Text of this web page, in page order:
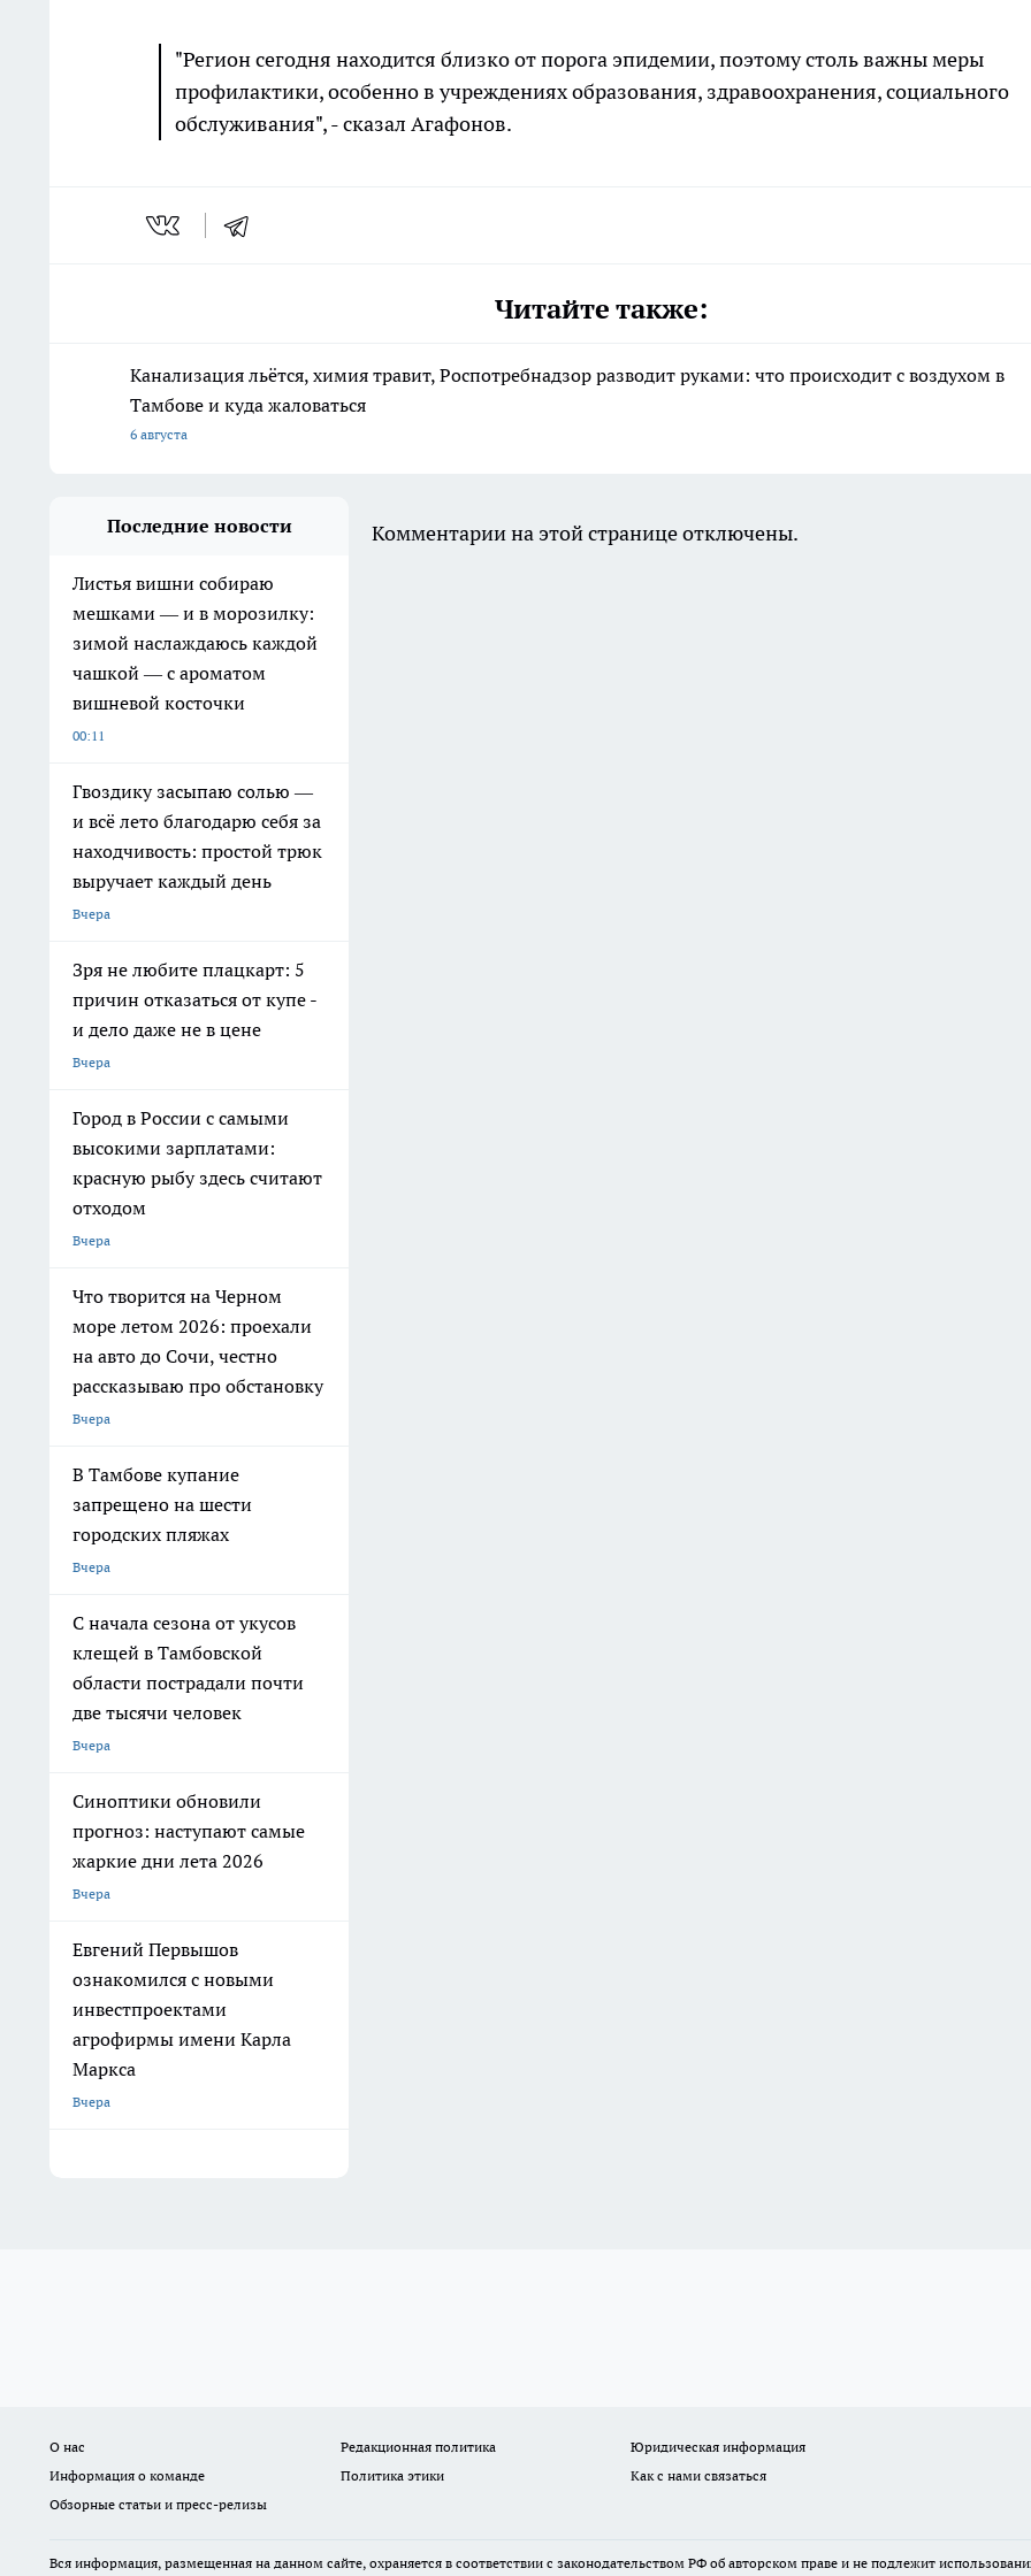
"Регион сегодня находится близко от порога эпидемии, поэтому столь важны меры
профилактики, особенно в учреждениях образования, здравоохранения, социального
обслуживания", - сказал Агафонов.
Читайте также:
Канализация льётся, химия травит, Роспотребнадзор разводит руками: что происходит с воздухом в
Тамбове и куда жаловаться
6 августа
Последние новости
Листья вишни собираю
мешками — и в морозилку:
зимой наслаждаюсь каждой
чашкой — с ароматом
вишневой косточки
00:11
Гвоздику засыпаю солью —
и всё лето благодарю себя за
находчивость: простой трюк
выручает каждый день
Вчера
Зря не любите плацкарт: 5
причин отказаться от купе -
и дело даже не в цене
Вчера
Город в России с самыми
высокими зарплатами:
красную рыбу здесь считают
отходом
Вчера
Что творится на Черном
море летом 2026: проехали
на авто до Сочи, честно
рассказываю про обстановку
Вчера
В Тамбове купание
запрещено на шести
городских пляжах
Вчера
С начала сезона от укусов
клещей в Тамбовской
области пострадали почти
две тысячи человек
Вчера
Синоптики обновили
прогноз: наступают самые
жаркие дни лета 2026
Вчера
Евгений Первышов
ознакомился с новыми
инвестпроектами
агрофирмы имени Карла
Маркса
Вчера
Комментарии на этой странице отключены.
О нас Редакционная политика
Юридическая информация
Информация о команде
Политика этики
Как с нами связаться
Обзорные статьи и пресс-релизы
Вся информация, размещенная на данном сайте, охраняется в соответствии с законодательством РФ об авторском праве и не подлежит